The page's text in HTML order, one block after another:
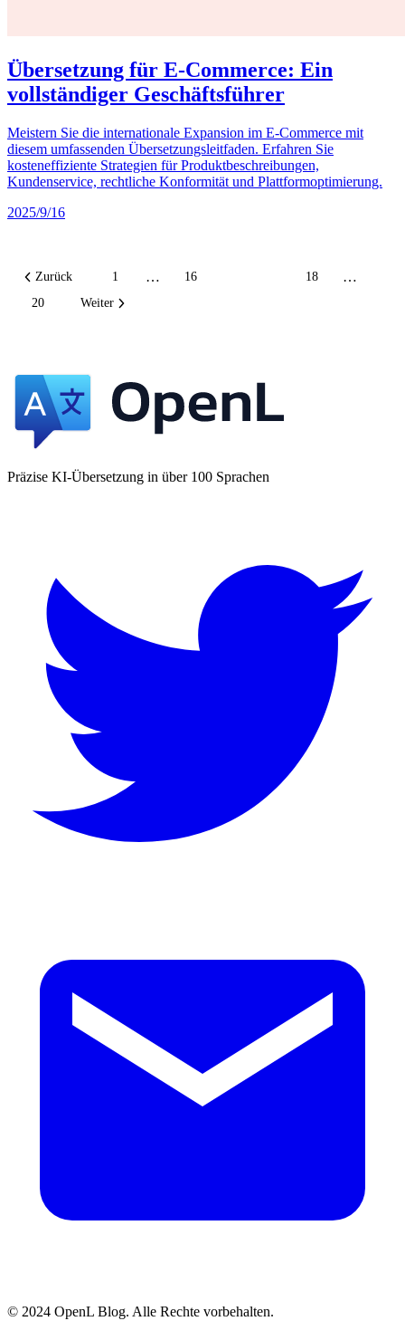
Übersetzung für E-Commerce: Ein
vollständiger Geschäftsführer
Meistern Sie die internationale Expansion im E-Commerce mit
diesem umfassenden Übersetzungsleitfaden. Erfahren Sie
kosteneffiziente Strategien für Produktbeschreibungen,
Kundenservice, rechtliche Konformität und Plattformoptimierung.
2025/9/16
Zurück 1 … 16 18 …
20 Weiter
Präzise KI-Übersetzung in über 100 Sprachen
© 2024 OpenL Blog. Alle Rechte vorbehalten.